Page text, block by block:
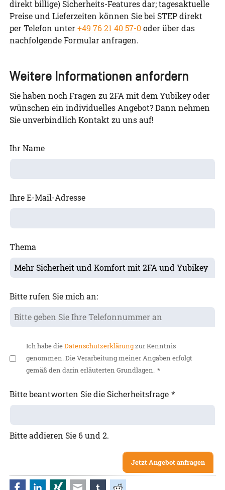
direkt billige) Sicherheits-Features dar; tagesaktuelle
Preise und Lieferzeiten können Sie bei STEP direkt
per Telefon unter+49 76 21 40 57-0oder über das
nachfolgende Formular anfragen.
Weitere Informationen anfordern
Sie haben noch Fragen zu 2FA mit dem Yubikey oder
wünschen ein individuelles Angebot? Dann nehmen
Sie unverbindlich Kontakt zu uns auf!
Ihr Name
Ihre E-Mail-Adresse
Thema
Bitte rufen Sie mich an:
Ich habe dieDatenschutzerklärungzur Kenntnis
genommen. Die Verarbeitung meiner Angaben erfolgt
gemäß den darin erläuterten Grundlagen. *
Bitte beantworten Sie die Sicherheitsfrage *
Bitte addieren Sie 6 und 2.
Jetzt Angebot anfragen
FacebookLinkedIn Xing E-mail tumblr